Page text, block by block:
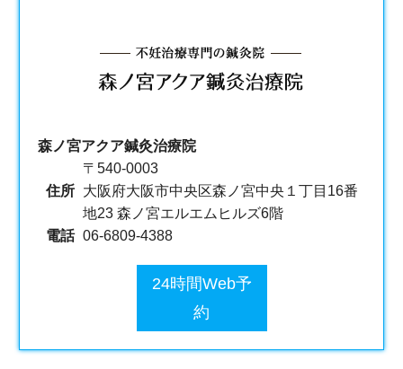
森ノ宮アクア鍼灸治療院
住所
〒540-0003
大阪府大阪市中央区森ノ宮中央１丁目16番
地23 森ノ宮エルエムヒルズ6階
電話 06-6809-4388
24時間Web予
約